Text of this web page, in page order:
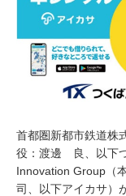
首都圏新都市鉄道株
役：渡邊 良、以下
Innovation Group（
司、以下アイカサ）